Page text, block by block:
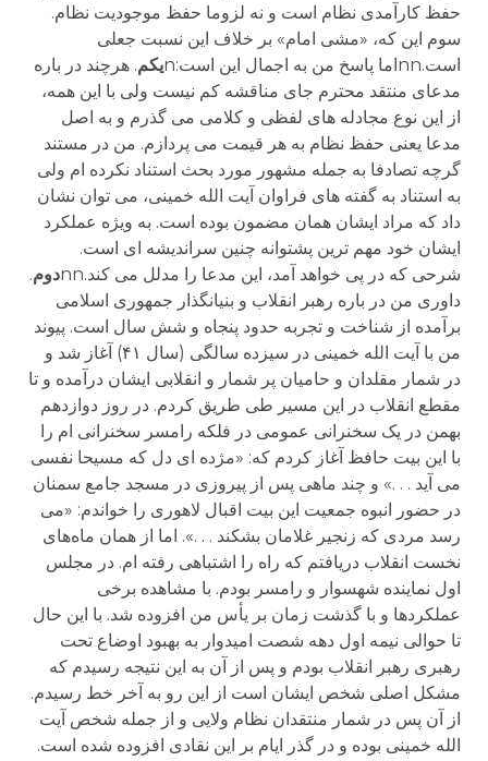
حفظ کارآمدی نظام است و نه لزوما حفظ موجودیت نظام.
سوم این که، «مشی امام» بر خلاف این نسبت جعلی
است.nnاما پاسخ من به اجمال این است:n
یکم. هرچند در باره
مدعای منتقد محترم جای مناقشه کم نیست ولی با این همه،
از این نوع مجادله های لفظی و کلامی می گذرم و به اصل
مدعا یعنی حفظ نظام به هر قیمت می پردازم. من در مستند
گرچه تصادفا به جمله مشهور مورد بحث استناد نکرده ام ولی
به استناد به گفته های فراوان آیت الله خمینی، می توان نشان
داد که مراد ایشان همان مضمون بوده است. به ویژه عملکرد
ایشان خود مهم ترین پشتوانه چنین سراندیشه ای است.
شرحی که در پی خواهد آمد، این مدعا را مدلل می کند.nn
دوم.
داوری من در باره رهبر انقلاب و بنیانگذار جمهوری اسلامی
برآمده از شناخت و تجربه حدود پنجاه و شش سال است. پیوند
من با آیت الله خمینی در سیزده سالگی (سال ۴۱) آغاز شد و
در شمار مقلدان و حامیان پر شمار و انقلابی ایشان درآمده و تا
مقطع انقلاب در این مسیر طی طریق کردم. در روز دوازدهم
بهمن در یک سخنرانی عمومی در فلکه رامسر سخنرانی ام را
با این بیت حافظ آغاز کردم که: «مژده ای دل که مسیحا نفسی
می آید . . .» و چند ماهی پس از پیروزی در مسجد جامع سمنان
در حضور انبوه جمعیت این بیت اقبال لاهوری را خواندم: «می
رسد مردی که زنجیر غلامان بشکند . . .». اما از همان ماه‌های
نخست انقلاب دریافتم که راه را اشتباهی رفته ام. در مجلس
اول نماینده شهسوار و رامسر بودم. با مشاهده برخی
عملکردها و با گذشت زمان بر یأس من افزوده شد. با این حال
تا حوالی نیمه اول دهه شصت امیدوار به بهبود اوضاع تحت
رهبری رهبر انقلاب بودم و پس از آن به این نتیجه رسیدم که
مشکل اصلی شخص ایشان است از این رو به آخر خط رسیدم.
از آن پس در شمار منتقدان نظام ولایی و از جمله شخص آیت
الله خمینی بوده و در گذر ایام بر این نقادی افزوده شده است.